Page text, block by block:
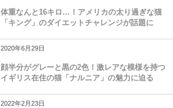
体重なんと16キロ…！アメリカの太り過ぎな猫
「キング」のダイエットチャレンジが話題に
2020年6月29日
顔半分がグレーと黒の2色！激レアな模様を持つ
イギリス在住の猫「ナルニア」の魅力に迫る
2022年2月23日